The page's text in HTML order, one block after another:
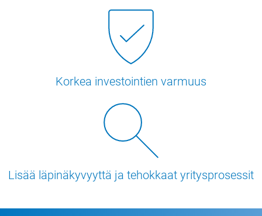
Korkea investointien varmuus
Lisää läpinäkyvyyttä ja tehokkaat yritysprosessit